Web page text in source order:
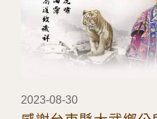
2023-08-30